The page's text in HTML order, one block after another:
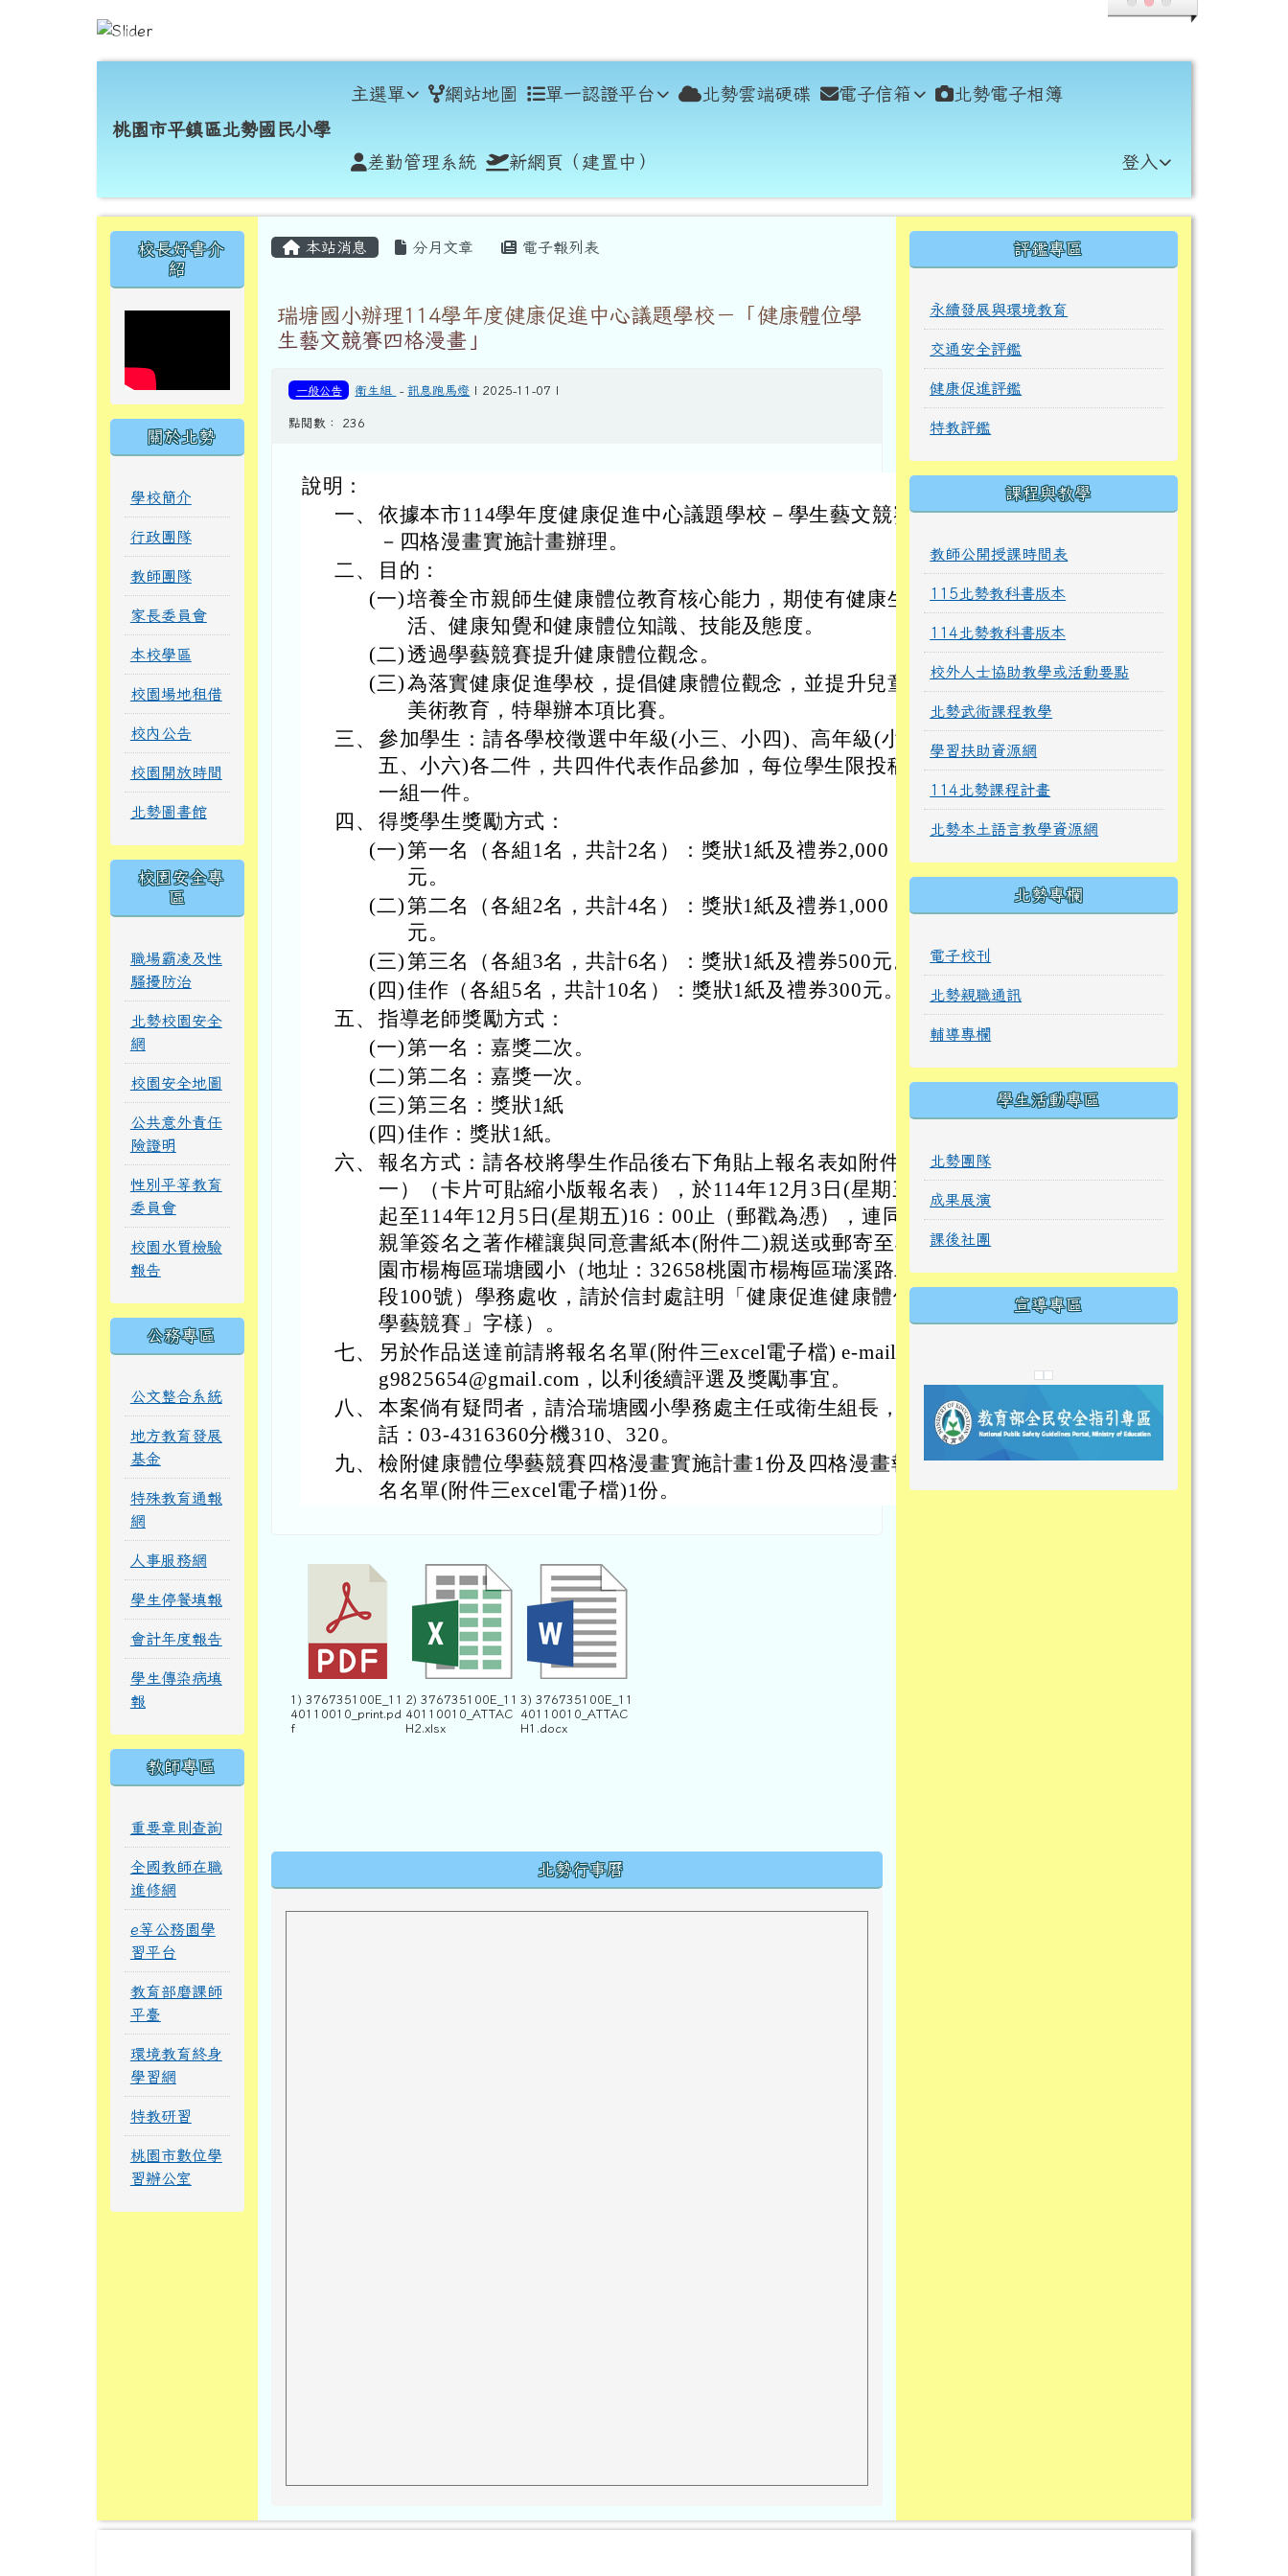
桃園市平鎮區北勢國民小學
桃園市平鎮區北勢國民小學
主選單 網站地圖 單一認證平台 北勢雲端硬碟 電子信箱 北勢電子相簿
差勤管理系統 新網頁（建置中） 登入
左邊區域內容
校長好書介
紹
關於北勢
學校簡介
行政團隊
教師團隊
家長委員會
本校學區
校園場地租借
校內公告
校園開放時間
北勢圖書館
校園安全專
區
職場霸凌及性
騷擾防治
北勢校園安全
網
校園安全地圖
公共意外責任
險證明
性別平等教育
委員會
校園水質檢驗
報告
公務專區
公文整合系統
地方教育發展
基金
特殊教育通報
網
人事服務網
學生停餐填報
會計年度報告
學生傳染病填
報
教師專區
重要章則查詢
全國教師在職
進修網
e等公務園學
習平台
教育部磨課師
平臺
環境教育終身
學習網
特教研習
桃園市數位學
習辦公室
主內容區域
本站消息 分月文章 電子報列表
瑞塘國小辦理114學年度健康促進中心議題學校－「健康體位學
生藝文競賽四格漫畫」
一般公告 衛生組 -訊息跑馬燈 | 2025-11-07 |
點閱數： 236
說明：
一、 依據本市114學年度健康促進中心議題學校－學生藝文競賽
－四格漫畫實施計畫辦理。
二、
目的：
(一)培養全市親師生健康體位教育核心能力，期使有健康生
活、健康知覺和健康體位知識、技能及態度。
(二)透過學藝競賽提升健康體位觀念。
(三)為落實健康促進學校，提倡健康體位觀念，並提升兒童
美術教育，特舉辦本項比賽。
三、 參加學生：請各學校徵選中年級(小三、小四)、高年級(小
五、小六)各二件，共四件代表作品參加，每位學生限投稿
一組一件。
四、 得獎學生獎勵方式：
(一)第一名（各組1名，共計2名）：獎狀1紙及禮券2,000
元。
(二)第二名（各組2名，共計4名）：獎狀1紙及禮券1,000
元。
(三)第三名（各組3名，共計6名）：獎狀1紙及禮券500元。
(四)佳作（各組5名，共計10名）：獎狀1紙及禮券300元。
五、 指導老師獎勵方式：
(一)第一名：嘉獎二次。
(二)第二名：嘉獎一次。
(三)第三名：獎狀1紙
(四)佳作：獎狀1紙。
六、 報名方式：請各校將學生作品後右下角貼上報名表如附件
一）（卡片可貼縮小版報名表），於114年12月3日(星期三)
起至114年12月5日(星期五)16：00止（郵戳為慿），連同
親筆簽名之著作權讓與同意書紙本(附件二)親送或郵寄至桃
園市楊梅區瑞塘國小（地址：32658桃園市楊梅區瑞溪路二
段100號）學務處收，請於信封處註明「健康促進健康體位
學藝競賽」字樣）。
七、
另於作品送達前請將報名名單(附件三excel電子檔) e-mail至
g9825654@gmail.com，以利後續評選及獎勵事宜。
八、 本案倘有疑問者，請洽瑞塘國小學務處主任或衛生組長，電
話：03-4316360分機310、320。
九、 檢附健康體位學藝競賽四格漫畫實施計畫1份及四格漫畫報
名名單(附件三excel電子檔)1份。
1) 376735100E_11
40110010_print.pd
f
2) 376735100E_11
40110010_ATTAC
H2.xlsx
3) 376735100E_11
40110010_ATTAC
H1.docx
北勢行事曆
右邊區域內容
評鑑專區
永續發展與環境教育
交通安全評鑑
健康促進評鑑
特教評鑑
課程與教學
教師公開授課時間表
115北勢教科書版本
114北勢教科書版本
校外人士協助教學或活動要點
北勢武術課程教學
學習扶助資源網
114北勢課程計畫
北勢本土語言教學資源網
北勢專欄
電子校刊
北勢親職通訊
輔導專欄
學生活動專區
北勢團隊
成果展演
課後社團
宣導專區
link to https://
link to https://eliteracy.edu.tw/
link to https://
link to https://10000.gov.tw/
link to https://eliteracy.edu.tw/
link to https://10000.gov.tw/
link to https://
link to https://
link to https://i.win.org.tw/
link to https://
link to https://
link to https://
link to https://
頁尾區域